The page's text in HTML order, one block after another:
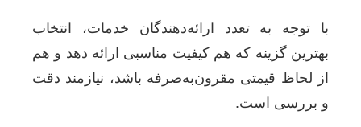
با توجه به تعدد ارائه‌دهندگان خدمات، انتخاب
بهترین گزینه که هم کیفیت مناسبی ارائه دهد و هم
از لحاظ قیمتی مقرون‌به‌صرفه باشد، نیازمند دقت
و بررسی است.